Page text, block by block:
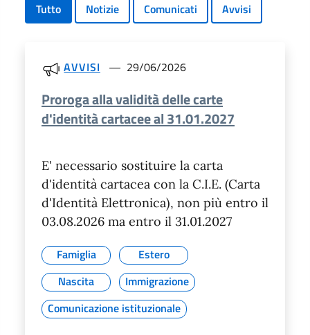
Tutto Notizie Comunicati Avvisi
AVVISI 29/06/2026
Proroga alla validità delle carte
d'identità cartacee al 31.01.2027
E' necessario sostituire la carta
d'identità cartacea con la C.I.E. (Carta
d'Identità Elettronica), non più entro il
03.08.2026 ma entro il 31.01.2027
Famiglia
Estero
Nascita
Immigrazione
Comunicazione istituzionale